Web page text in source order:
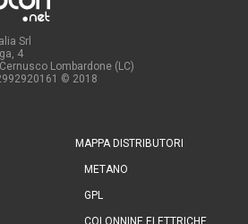
Srl
4
Lombardone (LC)
© 2018
MAPPA DISTRIBUTORI
METANO
GPL
COLONNINE ELETTRICHE